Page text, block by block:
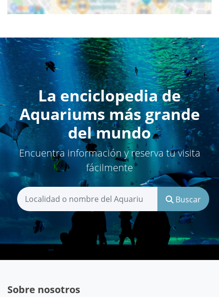
La enciclopedia de
Aquariums más grande
del mundo
Encuentra información y reserva tu visita
fácilmente
Buscar
Sobre nosotros